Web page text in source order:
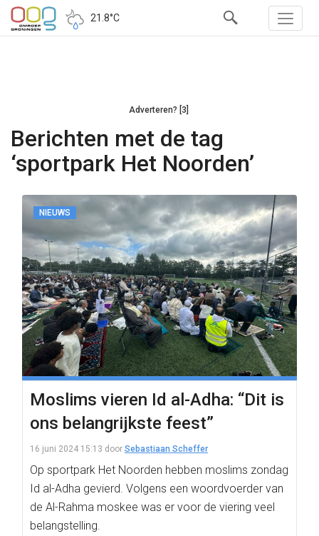
21.8°C
Adverteren? [3]
Berichten met de tag
‘sportpark Het Noorden’
NIEUWS
Moslims vieren Id al-Adha: “Dit is
ons belangrijkste feest”
16 juni 2024 15:13 door Sebastiaan Scheffer
Op sportpark Het Noorden hebben moslims zondag
Id al-Adha gevierd. Volgens een woordvoerder van
de Al-Rahma moskee was er voor de viering veel
belangstelling.